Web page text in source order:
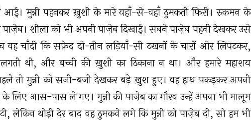
मुन्नी पहनकर ख़ुशी के मारे यहाँ-से-वहाँ ठुमकती फिरी। रुकमन के
शीला को भी अपनी पाज़ेब दिखाई। सबने पाज़ेब पहनी देखकर उसे
वह चाँदी कि सफ़ेद दो-तीन लड़ियाँ-सी टखनों के चारों ओर लिपटकर,
थी, और बच्ची की ख़ुशी का ठिकाना न था। और हमारे महाशय
तो मुन्नी को सजी-बजी देखकर बड़े ख़ुश हुए। वह हाथ पकड़कर अपनी
के लिए आस-पास ले गए। मुन्नी की पाज़ेब का गौरव उन्हें अपना भी मालूम
लेकिन थोड़ी देर बाद वह ठुमकने लगे कि मुन्नी को पाज़ेब दी, सो हम भी